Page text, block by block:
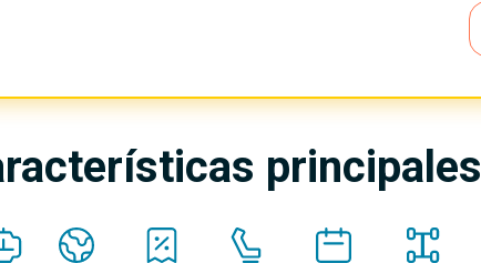
principales